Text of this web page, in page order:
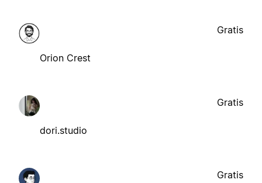
Orion Crest
Gratis
dori.studio
Gratis
Gratis